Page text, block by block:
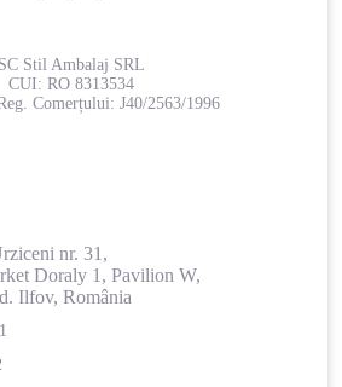
SC Stil Ambalaj SRL
CUI: RO 8313534
Comerțului: J40/2563/1996
nr. 31,
Doraly 1, Pavilion W,
Ilfov, România